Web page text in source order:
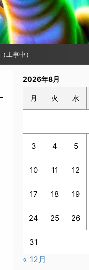
工事中）
2026年8月
月 火 水
3 4 5
10 11 12
17 18 19
24 25 26
31
« 12月